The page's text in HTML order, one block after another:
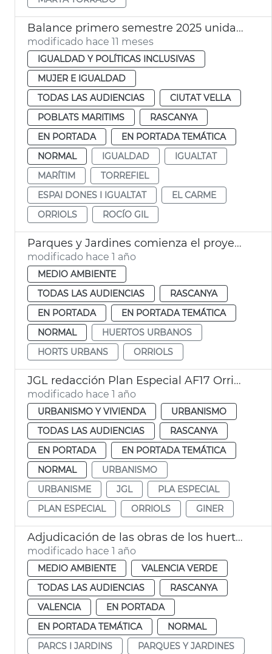
Balance primero semestre 2025 unidades igualdad Ayuntamiento de València
modificado hace 11 meses
IGUALDAD Y POLÍTICAS INCLUSIVAS
MUJER E IGUALDAD
TODAS LAS AUDIENCIAS
CIUTAT VELLA
POBLATS MARITIMS
RASCANYA
EN PORTADA
EN PORTADA TEMÁTICA
NORMAL
IGUALDAD
IGUALTAT
MARÍTIM
TORREFIEL
ESPAI DONES I IGUALTAT
EL CARME
ORRIOLS
ROCÍO GIL
Parques y Jardines comienza el proyecto huertos urbanos Orriols València
modificado hace 1 año
MEDIO AMBIENTE
TODAS LAS AUDIENCIAS
RASCANYA
EN PORTADA
EN PORTADA TEMÁTICA
NORMAL
HUERTOS URBANOS
HORTS URBANS
ORRIOLS
JGL redacción Plan Especial AF17 Orriols
modificado hace 1 año
URBANISMO Y VIVIENDA
URBANISMO
TODAS LAS AUDIENCIAS
RASCANYA
EN PORTADA
EN PORTADA TEMÁTICA
NORMAL
URBANISMO
URBANISME
JGL
PLA ESPECIAL
PLAN ESPECIAL
ORRIOLS GINER
Adjudicación de las obras de los huertos urbanos de Orriols
modificado hace 1 año
MEDIO AMBIENTE
VALENCIA VERDE
TODAS LAS AUDIENCIAS
RASCANYA
VALENCIA
EN PORTADA
EN PORTADA TEMÁTICA
NORMAL
PARCS I JARDINS
PARQUES Y JARDINES